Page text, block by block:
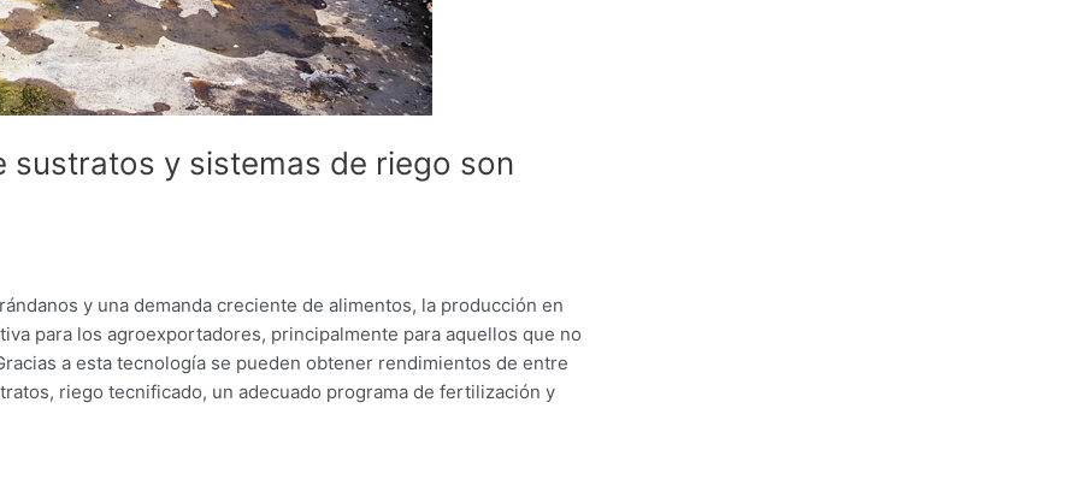
sustratos y sistemas de riego son
y una demanda creciente de alimentos, la producción en
para los agroexportadores, principalmente para aquellos que no
a esta tecnología se pueden obtener rendimientos de entre
riego tecnificado, un adecuado programa de fertilización y